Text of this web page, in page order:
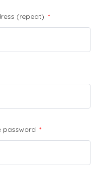
(repeat) *
password *